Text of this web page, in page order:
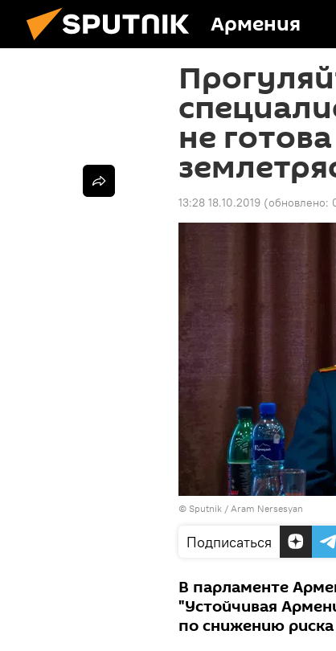
Армения
не
13:28 18.10.2019 (обновлено:
© Sputnik / Aram Nersesyan
Подписаться
В парламенте
"Устойчивая
по снижению риска